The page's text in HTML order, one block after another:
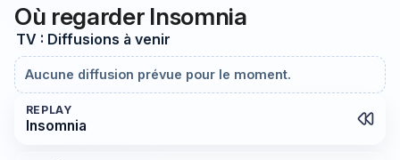
Où regarder Insomnia
TV : Diffusions à venir
Aucune diffusion prévue pour le moment.
REPLAY
Insomnia